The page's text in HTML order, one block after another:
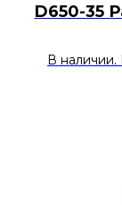
D650-35
В наличии.